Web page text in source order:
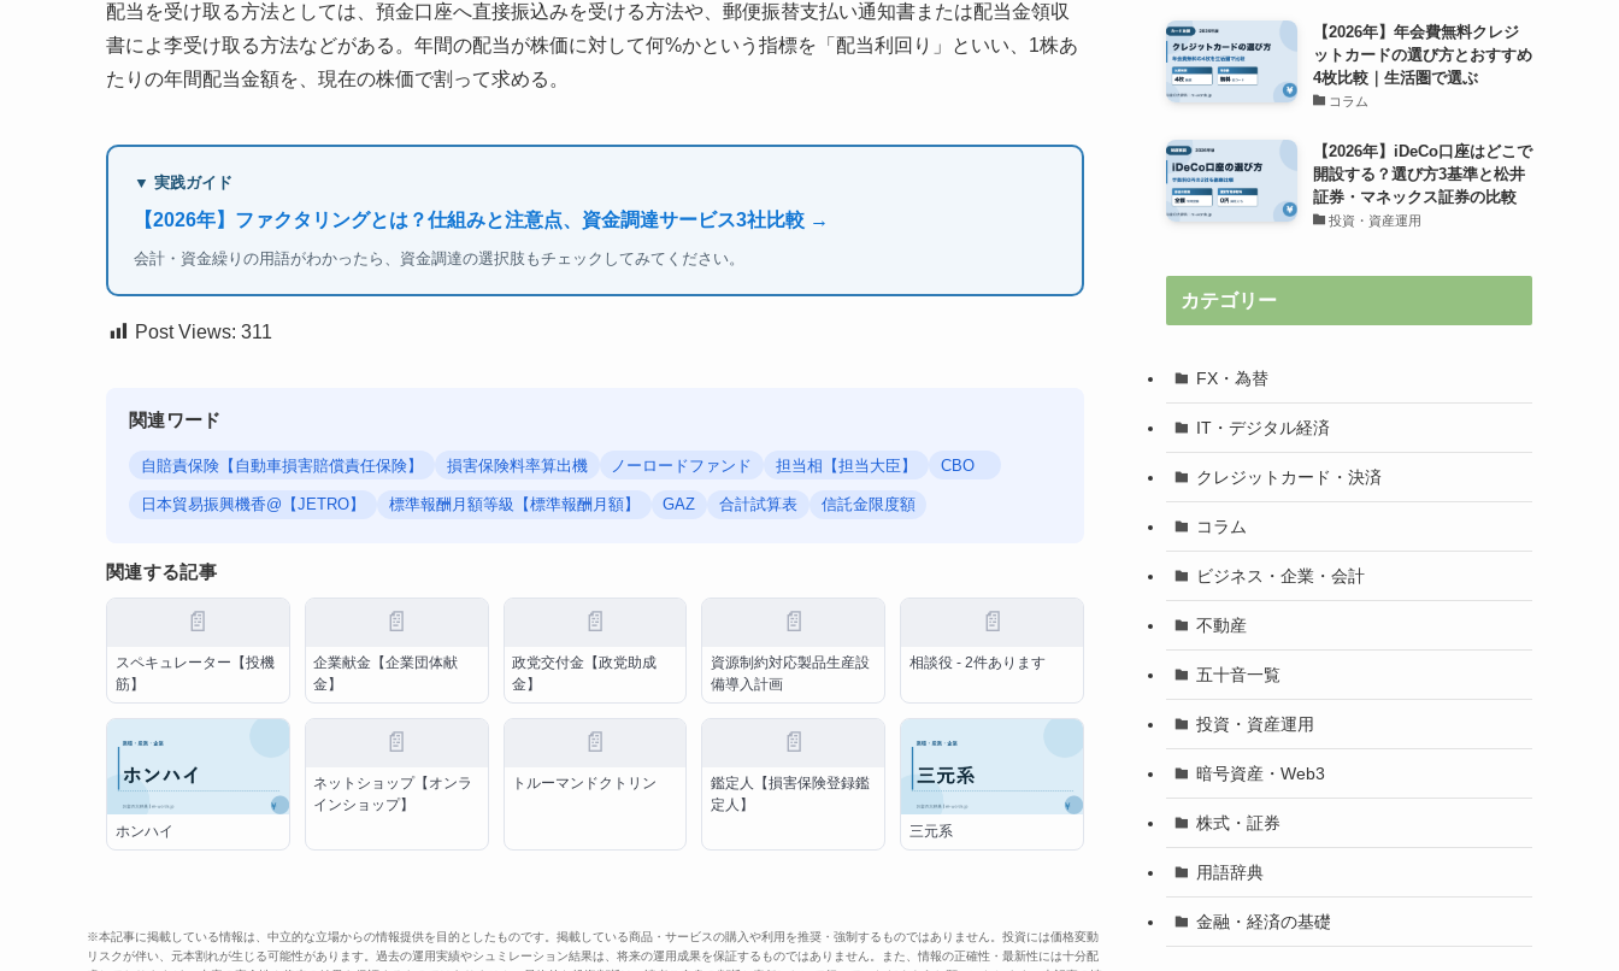
配当を受け取る方法としては、預金口座へ直接振込みを受ける方法や、郵便振替支払い通知書または配当金領収
書によ李受け取る方法などがある。年間の配当が株価に対して何%かという指標を「配当利回り」といい、1株あ
たりの年間配当金額を、現在の株価で割って求める。
▼ 実践ガイド
【2026年】ファクタリングとは？仕組みと注意点、資金調達サービス3社比較 →
会計・資金繰りの用語がわかったら、資金調達の選択肢もチェックしてみてください。
Post Views: 311
関連ワード
自賠責保険【自動車損害賠償責任保険】 損害保険料率算出機 ノーロードファンド 担当相【担当大臣】 CBO
日本貿易振興機香@【JETRO】 標準報酬月額等級【標準報酬月額】 GAZ 合計試算表 信託金限度額
関連する記事
📄
スペキュレーター【投機
筋】
📄
企業献金【企業団体献
金】
📄
政党交付金【政党助成
金】
📄
資源制約対応製品生産設
備導入計画
📄
相談役 - 2件あります
ホンハイ
📄
ネットショップ【オンラ
インショップ】
📄
トルーマンドクトリン
📄
鑑定人【損害保険登録鑑
定人】
三元系
※本記事に掲載している情報は、中立的な立場からの情報提供を目的としたものです。掲載している商品・サービスの購入や利用を推奨・強制するものではありません。投資には価格変動
リスクが伴い、元本割れが生じる可能性があります。過去の運用実績やシュミレーション結果は、将来の運用成果を保証するものではありません。また、情報の正確性・最新性には十分配
【2026年】年会費無料クレジ
ットカードの選び方とおすすめ
4枚比較｜生活圏で選ぶ
コラム
【2026年】iDeCo口座はどこで
開設する？選び方3基準と松井
証券・マネックス証券の比較
投資・資産運用
カテゴリー
FX・為替
IT・デジタル経済
クレジットカード・決済
コラム
ビジネス・企業・会計
不動産
五十音一覧
投資・資産運用
暗号資産・Web3
株式・証券
用語辞典
金融・経済の基礎